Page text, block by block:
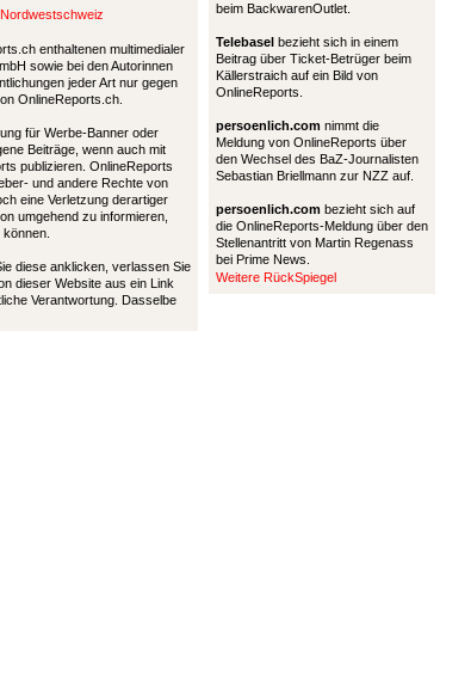
enthaltenen multimedialer
sowie bei den Autorinnen
jeder Art nur gegen
OnlineReports.ch.
für Werbe-Banner oder
Beiträge, wenn auch mit
publizieren. OnlineReports
und andere Rechte von
eine Verletzung derartiger
umgehend zu informieren,
diese anklicken, verlassen Sie
dieser Website aus ein Link
Verantwortung. Dasselbe
beim BackwarenOutlet.
Telebasel bezieht sich in einem
Beitrag über Ticket-Betrüger beim
Källerstraich auf ein Bild von
OnlineReports.
persoenlich.com nimmt die
Meldung von OnlineReports über
den Wechsel des BaZ-Journalisten
Sebastian Briellmann zur NZZ auf.
persoenlich.com bezieht sich auf
die OnlineReports-Meldung über den
Stellenantritt von Martin Regenass
bei Prime News.
Weitere RückSpiegel